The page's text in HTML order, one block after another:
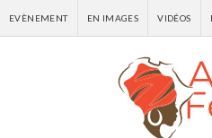
EVÈNEMENT EN IMAGES VIDÉOS